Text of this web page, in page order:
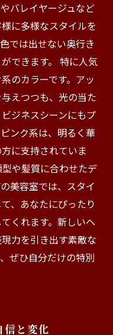
バレイヤージュなど
に多様なスタイルを
では出せない奥行き
できます。 特に人気
のカラーです。アッ
えつつも、光の当た
ジネスシーンにもプ
ンク系は、明るく華
に支持されていま
や髪質に合わせたデ
美容室では、スタイ
、あなたにぴったり
くれます。新しいヘ
力を引き出す素敵な
ぜひ自分だけの特別
信と変化